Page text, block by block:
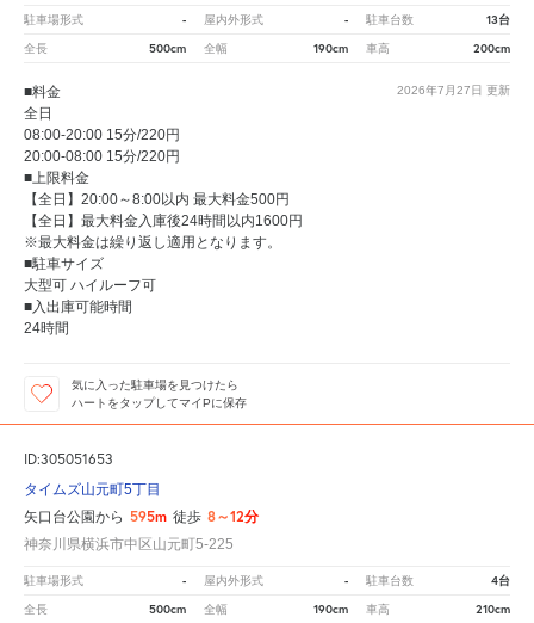
駐車場形式 - 屋内外形式 - 駐車台数 13台
全長 500cm 全幅 190cm 車高 200cm
2026年7月27日 更新
■料金
全日
08:00-20:00 15分/220円
20:00-08:00 15分/220円
■上限料金
【全日】20:00～8:00以内 最大料金500円
【全日】最大料金入庫後24時間以内1600円
※最大料金は繰り返し適用となります。
■駐車サイズ
大型可 ハイルーフ可
■入出庫可能時間
24時間
気に入った駐車場を見つけたら
ハートをタップしてマイPに保存
ID:305051653
タイムズ山元町5丁目
矢口台公園から 595m 徒歩 8～12分
神奈川県横浜市中区山元町5-225
駐車場形式 - 屋内外形式 - 駐車台数 4台
全長 500cm 全幅 190cm 車高 210cm